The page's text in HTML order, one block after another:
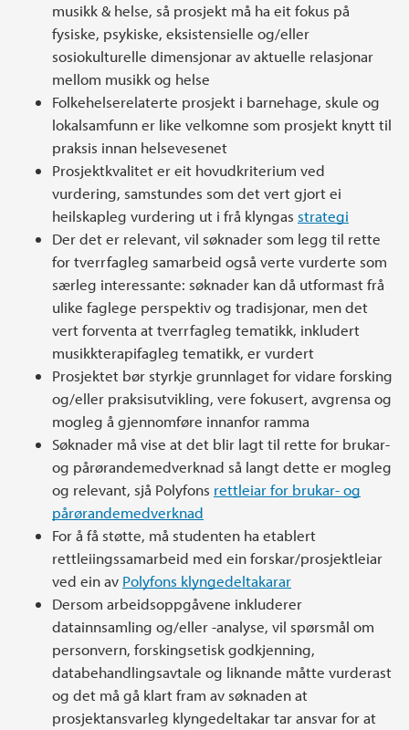
musikk & helse, så prosjekt må ha eit fokus på
fysiske, psykiske, eksistensielle og/eller
sosiokulturelle dimensjonar av aktuelle relasjonar
mellom musikk og helse
Folkehelserelaterte prosjekt i barnehage, skule og
lokalsamfunn er like velkomne som prosjekt knytt til
praksis innan helsevesenet
Prosjektkvalitet er eit hovudkriterium ved
vurdering, samstundes som det vert gjort ei
heilskapleg vurdering ut i frå klyngas strategi
Der det er relevant, vil søknader som legg til rette
for tverrfagleg samarbeid også verte vurderte som
særleg interessante: søknader kan då utformast frå
ulike faglege perspektiv og tradisjonar, men det
vert forventa at tverrfagleg tematikk, inkludert
musikkterapifagleg tematikk, er vurdert
Prosjektet bør styrkje grunnlaget for vidare forsking
og/eller praksisutvikling, vere fokusert, avgrensa og
mogleg å gjennomføre innanfor ramma
Søknader må vise at det blir lagt til rette for brukar-
og pårørandemedverknad så langt dette er mogleg
og relevant, sjå Polyfons rettleiar for brukar- og
pårørandemedverknad
For å få støtte, må studenten ha etablert
rettleiingssamarbeid med ein forskar/prosjektleiar
ved ein av Polyfons klyngedeltakarar
Dersom arbeidsoppgåvene inkluderer
datainnsamling og/eller -analyse, vil spørsmål om
personvern, forskingsetisk godkjenning,
databehandlingsavtale og liknande måtte vurderast
og det må gå klart fram av søknaden at
prosjektansvarleg klyngedeltakar tar ansvar for at